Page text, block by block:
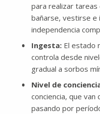
para realizar tareas
bañarse, vestirse e
independencia
Ingesta: El estado
controla desde
gradual a sorbos
Nivel de
conciencia, que
pasando por